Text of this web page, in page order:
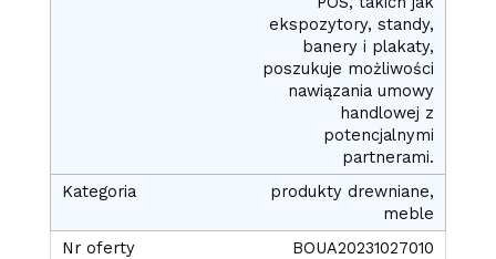
ekspozytory, standy,
banery i plakaty,
poszukuje możliwości
nawiązania umowy
handlowej z
potencjalnymi
partnerami.
produkty drewniane,
meble
BOUA20231027010